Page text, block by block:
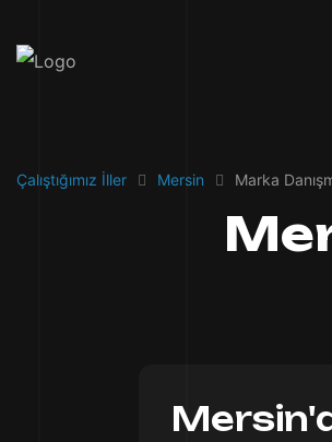
Çalıştığımız İller Mersin Marka